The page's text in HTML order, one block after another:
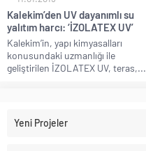
Kalekim’den UV dayanımlı su
yalıtım harcı: ‘İZOLATEX UV’
Kalekim’in, yapı kimyasalları
konusundaki uzmanlığı ile
geliştirilen İZOLATEX UV, teras,...
Yeni Projeler